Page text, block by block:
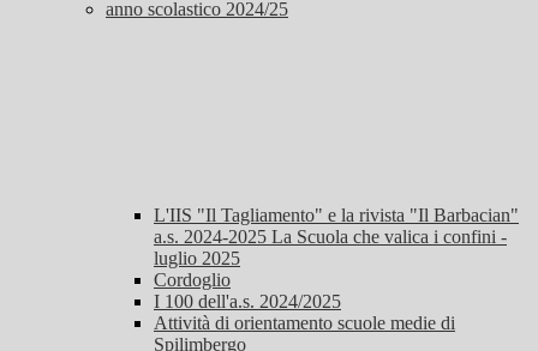
anno scolastico 2024/25
L'IIS "Il Tagliamento" e la rivista "Il Barbacian"
a.s. 2024-2025 La Scuola che valica i confini -
luglio 2025
Cordoglio
I 100 dell'a.s. 2024/2025
Attività di orientamento scuole medie di
Spilimbergo